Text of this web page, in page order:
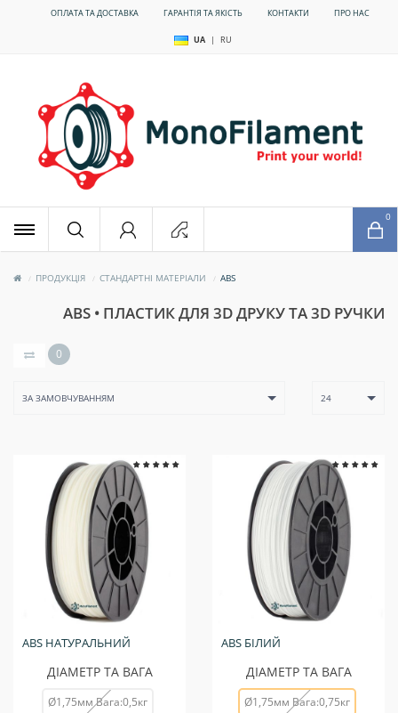
ОПЛАТА ТА ДОСТАВКА ГАРАНТІЯ ТА ЯКІСТЬ КОНТАКТИ ПРО НАС
UA | RU
0
ПРОДУКЦІЯ СТАНДАРТНІ МАТЕРІАЛИ ABS
ABS • ПЛАСТИК ДЛЯ 3D ДРУКУ ТА 3D РУЧКИ
0
ЗА ЗАМОВЧУВАННЯМ 24
ABS НАТУРАЛЬНИЙ
ДІАМЕТР ТА ВАГА
Ø1,75мм Вага:0,5кг
ABS БІЛИЙ
ДІАМЕТР ТА ВАГА
Ø1,75мм Вага:0,75кг